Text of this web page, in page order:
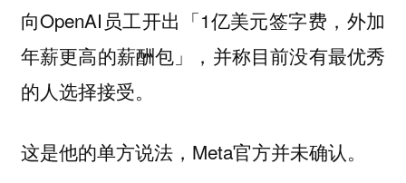
向OpenAI员工开出「1亿美元签字费，外加
年薪更高的薪酬包」，并称目前没有最优秀
的人选择接受。
这是他的单方说法，Meta官方并未确认。